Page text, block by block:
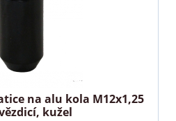
na alu kola M12x1,25
kužel